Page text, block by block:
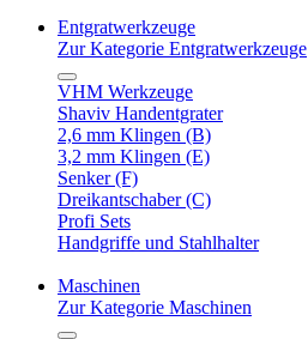
Entgratwerkzeuge
Zur Kategorie Entgratwerkzeuge
VHM Werkzeuge
Shaviv Handentgrater
2,6 mm Klingen (B)
3,2 mm Klingen (E)
Senker (F)
Dreikantschaber (C)
Profi Sets
Handgriffe und Stahlhalter
Maschinen
Zur Kategorie Maschinen